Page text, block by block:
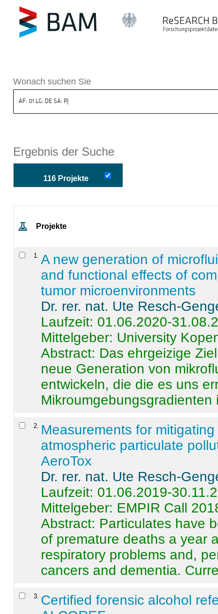
BAM
Wonach suchen Sie
Ergebnis der Suche
116 Projekte
Projekte
1
A new generation of
and functional effects of
tumor microenvironments
Dr. rer. nat. Ute Resch-
Laufzeit: 01.06.2020-
Mittelgeber: University
Abstract: Das ehrgeizige
neue Generation von
entwickeln, die die es uns
Mikroumgebungsgradienten
2
Measurements for
atmospheric particulate
AeroTox
Dr. rer. nat. Ute Resch-
Laufzeit: 01.06.2019-
Mittelgeber: EMPIR Call
Abstract: Particulates have
of premature deaths a year
respiratory problems and,
cancers and dementia.
3 Certified forensic alcohol